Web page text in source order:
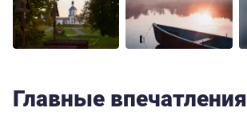
Главные впечатления